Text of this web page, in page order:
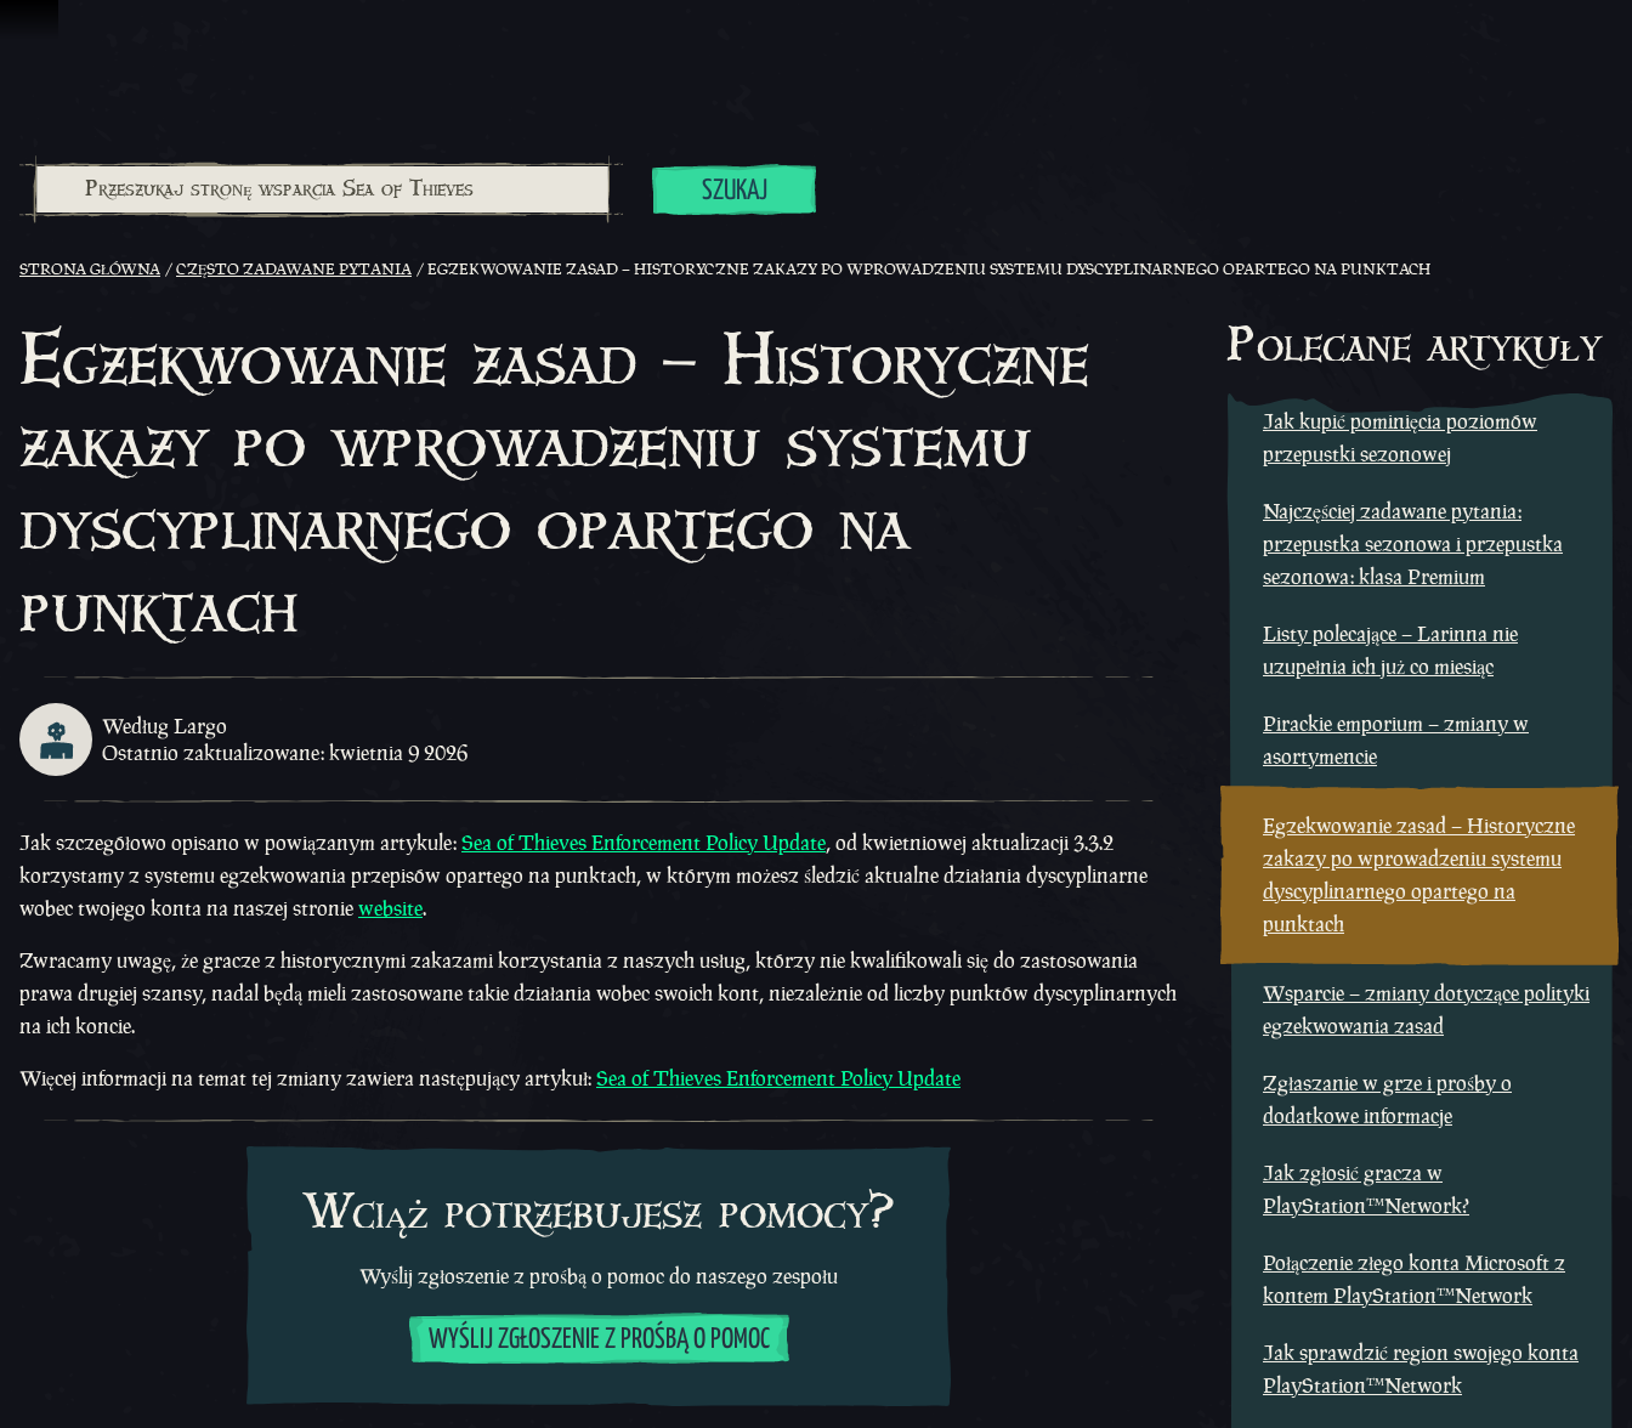
SZUKAJ
STRONA GŁÓWNA CZĘSTO ZADAWANE PYTANIA EGZEKWOWANIE ZASAD – HISTORYCZNE ZAKAZY PO WPROWADZENIU SYSTEMU DYSCYPLINARNEGO OPARTEGO NA PUNKTACH
Egzekwowanie zasad – Historyczne
zakazy po wprowadzeniu systemu
dyscyplinarnego opartego na
punktach
Według Largo
Ostatnio zaktualizowane: kwietnia 9 2026
Jak szczegółowo opisano w powiązanym artykule:Sea of Thieves Enforcement Policy Update, od kwietniowej aktualizacji 3.3.2
korzystamy z systemu egzekwowania przepisów opartego na punktach, w którym możesz śledzić aktualne działania dyscyplinarne
wobec twojego konta na naszej stroniewebsite.
Zwracamy uwagę, że gracze z historycznymi zakazami korzystania z naszych usług, którzy nie kwalifikowali się do zastosowania
prawa drugiej szansy, nadal będą mieli zastosowane takie działania wobec swoich kont, niezależnie od liczby punktów dyscyplinarnych
na ich koncie.
Więcej informacji na temat tej zmiany zawiera następujący artykuł:Sea of Thieves Enforcement Policy Update
Wciąż potrzebujesz pomocy?
Wyślij zgłoszenie z prośbą o pomoc do naszego zespołu
WYŚLIJ ZGŁOSZENIE Z PROŚBĄ O POMOC
Polecane artykuły
Jak kupić pominięcia poziomów
przepustki sezonowej
Najczęściej zadawane pytania:
przepustka sezonowa i przepustka
sezonowa: klasa Premium
Listy polecające – Larinna nie
uzupełnia ich już co miesiąc
Pirackie emporium – zmiany w
asortymencie
Egzekwowanie zasad – Historyczne
zakazy po wprowadzeniu systemu
dyscyplinarnego opartego na
punktach
Wsparcie – zmiany dotyczące polityki
egzekwowania zasad
Zgłaszanie w grze i prośby o
dodatkowe informacje
Jak zgłosić gracza w
PlayStation™Network?
Połączenie złego konta Microsoft z
kontem PlayStation™Network
Jak sprawdzić region swojego konta
PlayStation™Network